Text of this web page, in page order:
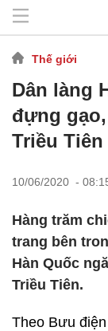
Thế giới
Dân làng
đựng
Triều Tiên
10/06/2020 -
Hàng trăm
trang bên
Hàn Quốc
Triều Tiên.
Theo Bưu